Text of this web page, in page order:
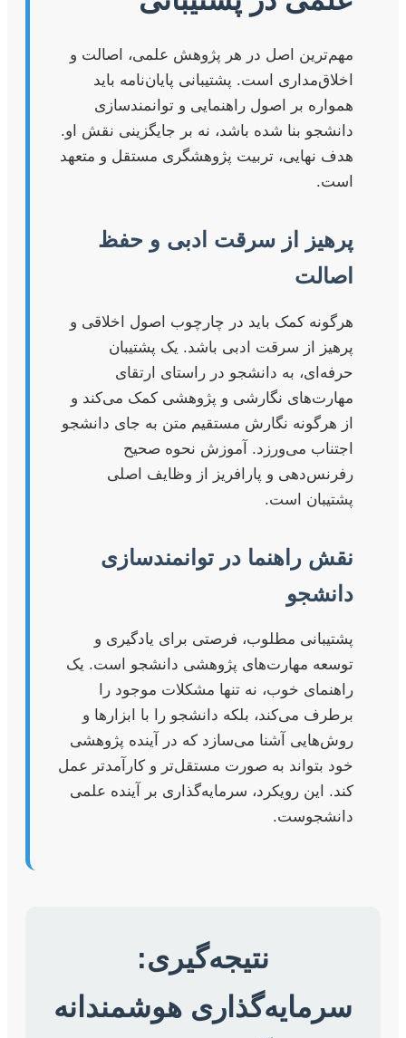
مهم‌ترین اصل در هر پژوهش علمی، اصالت و
اخلاق‌مداری است. پشتیبانی پایان‌نامه باید
همواره بر اصول راهنمایی و توانمندسازی
دانشجو بنا شده باشد، نه بر جایگزینی نقش او.
هدف نهایی، تربیت پژوهشگری مستقل و متعهد
است.
پرهیز از سرقت ادبی و حفظ
اصالت
هرگونه کمک باید در چارچوب اصول اخلاقی و
پرهیز از سرقت ادبی باشد. یک پشتیبان
حرفه‌ای، به دانشجو در راستای ارتقای
مهارت‌های نگارشی و پژوهشی کمک می‌کند و
از هرگونه نگارش مستقیم متن به جای دانشجو
اجتناب می‌ورزد. آموزش نحوه صحیح
رفرنس‌دهی و پارافریز از وظایف اصلی
پشتیبان است.
نقش راهنما در توانمندسازی
دانشجو
پشتیبانی مطلوب، فرصتی برای یادگیری و
توسعه مهارت‌های پژوهشی دانشجو است. یک
راهنمای خوب، نه تنها مشکلات موجود را
برطرف می‌کند، بلکه دانشجو را با ابزارها و
روش‌هایی آشنا می‌سازد که در آینده پژوهشی
خود بتواند به صورت مستقل‌تر و کارآمدتر عمل
کند. این رویکرد، سرمایه‌گذاری بر آینده علمی
دانشجوست.
نتیجه‌گیری:
سرمایه‌گذاری هوشمندانه